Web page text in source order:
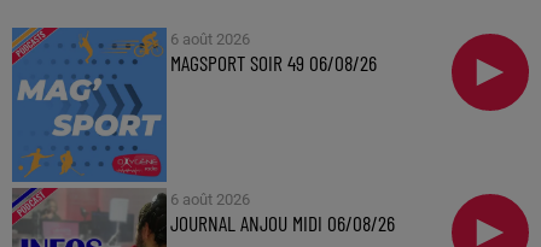
6 août 2026
MAGSPORT SOIR 49 06/08/26
6 août 2026
JOURNAL ANJOU MIDI 06/08/26